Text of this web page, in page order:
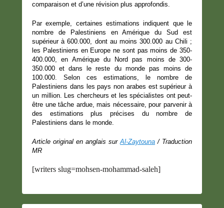
comparaison et d’une révision plus approfondis.
Par exemple, certaines estimations indiquent que le
nombre de Palestiniens en Amérique du Sud est
supérieur à 600.000, dont au moins 300.000 au Chili ;
les Palestiniens en Europe ne sont pas moins de 350-
400.000, en Amérique du Nord pas moins de 300-
350.000 et dans le reste du monde pas moins de
100.000. Selon ces estimations, le nombre de
Palestiniens dans les pays non arabes est supérieur à
un million. Les chercheurs et les spécialistes ont peut-
être une tâche ardue, mais nécessaire, pour parvenir à
des estimations plus précises du nombre de
Palestiniens dans le monde.
Article original en anglais surAl-Zaytouna / Traduction
MR
[writers slug=mohsen-mohammad-saleh]